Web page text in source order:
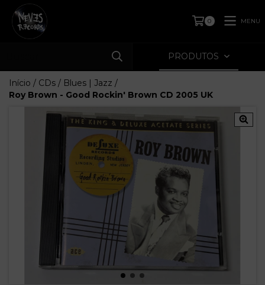
0 MENU
PRODUTOS
Início / CDs / Blues | Jazz /
Roy Brown - Good Rockin' Brown CD 2005 UK